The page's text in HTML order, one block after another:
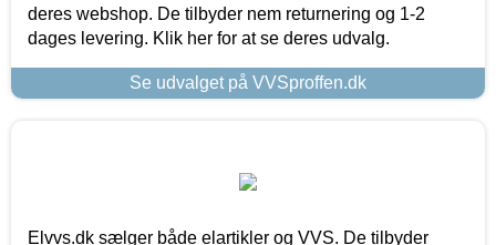
deres webshop. De tilbyder nem returnering og 1-2
dages levering. Klik her for at se deres udvalg.
Se udvalget på VVSproffen.dk
Elvvs.dk sælger både elartikler og VVS. De tilbyder